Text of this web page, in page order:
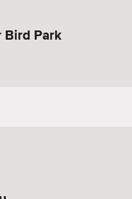
Bird Park